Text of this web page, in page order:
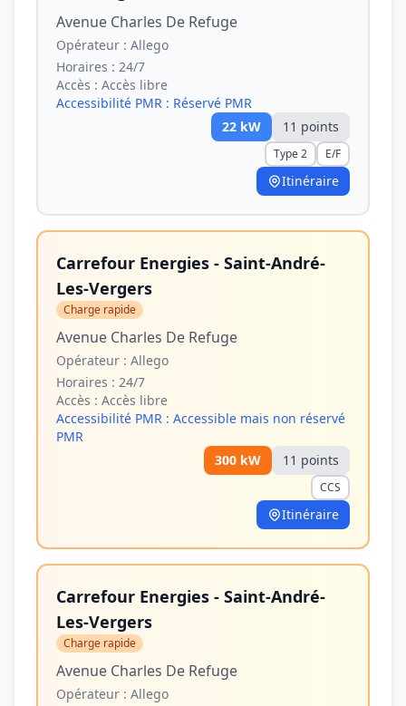
Avenue Charles De Refuge
Opérateur : Allego
Horaires : 24/7
Accès : Accès libre
Accessibilité PMR : Réservé PMR
22 kW 11 points
Type 2 E/F
Itinéraire
Carrefour Energies - Saint-André-
Les-Vergers
Charge rapide
Avenue Charles De Refuge
Opérateur : Allego
Horaires : 24/7
Accès : Accès libre
Accessibilité PMR : Accessible mais non réservé
PMR
300 kW 11 points
CCS
Itinéraire
Carrefour Energies - Saint-André-
Les-Vergers
Charge rapide
Avenue Charles De Refuge
Opérateur : Allego